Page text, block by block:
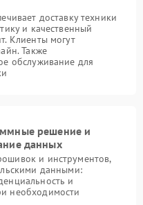
доставку техники
и качественный
Клиенты могут
Также
обслуживание для
решение и
данных
и инструментов,
данными:
и
необходимости